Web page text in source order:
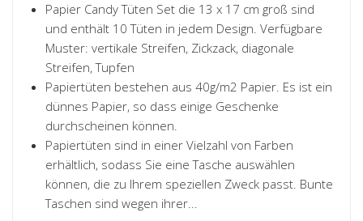
Papier Candy Tüten Set die 13 x 17 cm groß sind
und enthält 10 Tüten in jedem Design. Verfügbare
Muster: vertikale Streifen, Zickzack, diagonale
Streifen, Tupfen
Papiertüten bestehen aus 40g/m2 Papier. Es ist ein
dünnes Papier, so dass einige Geschenke
durchscheinen können.
Papiertüten sind in einer Vielzahl von Farben
erhältlich, sodass Sie eine Tasche auswählen
können, die zu Ihrem speziellen Zweck passt. Bunte
Taschen sind wegen ihrer...